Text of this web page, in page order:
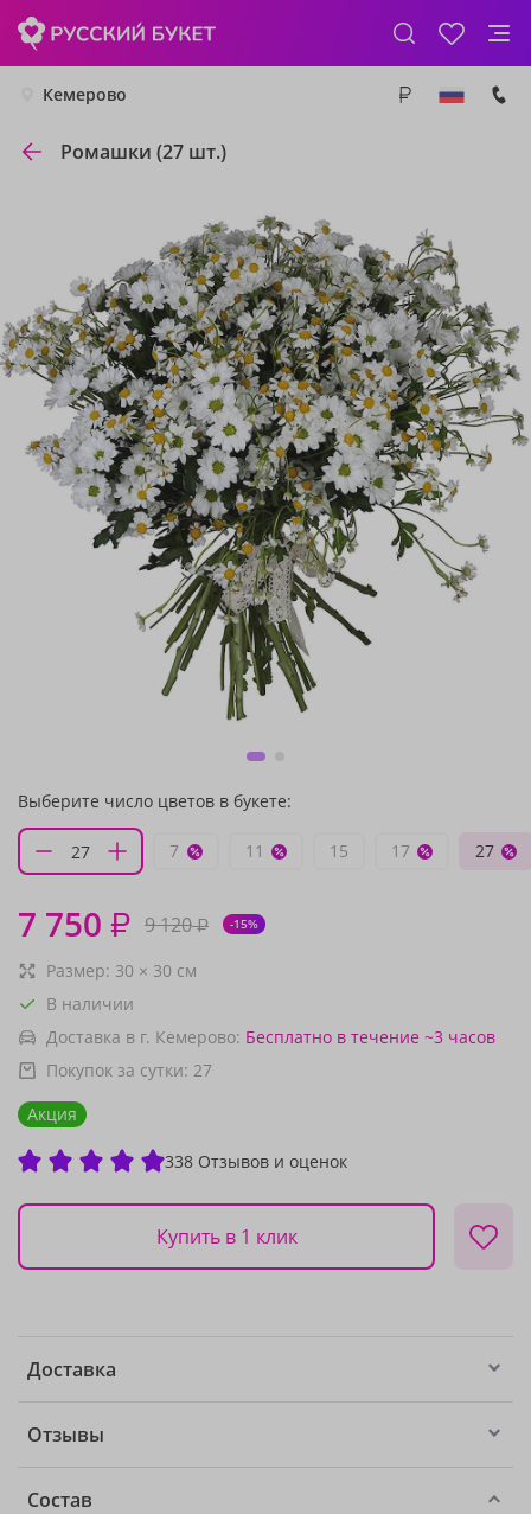
Кемерово
Ромашки (27 шт.)
Выберите число цветов в букете:
7 11 15 17 27
7 750 ₽ 9 120₽ -15%
Размер: 30 × 30 см
В наличии
Доставка в г. Кемерово: Бесплатно в течение ~3 часов
Покупок за сутки: 27
Акция
338 Отзывов и оценок
Купить в 1 клик
Доставка
Отзывы
Состав